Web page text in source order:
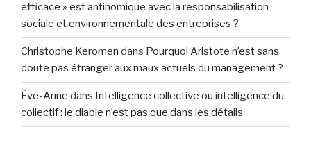
efficace » est antinomique avec la responsabilisation
sociale et environnementale des entreprises ?
Christophe Keromen dans Pourquoi Aristote n’est sans
doute pas étranger aux maux actuels du management ?
Ève-Anne dans Intelligence collective ou intelligence du
collectif : le diable n’est pas que dans les détails